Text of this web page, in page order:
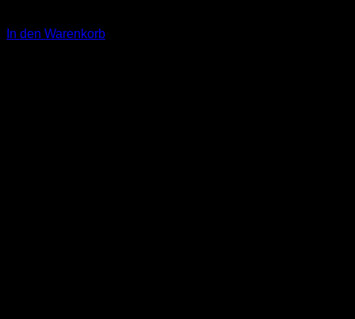
In den Warenkorb